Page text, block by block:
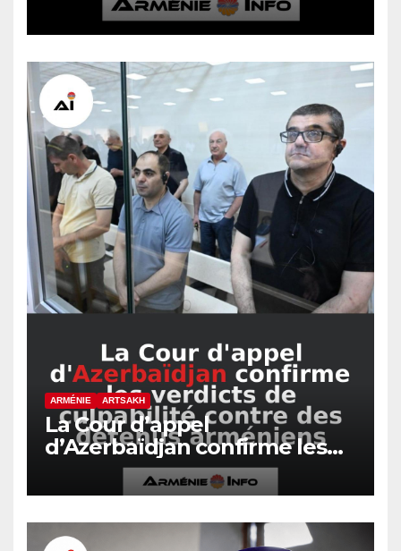
ARMÉNIE ARTSAKH
La Cour d’appel
d’Azerbaïdjan confirme les
verdicts de culpabilité contre
des détenus arméniens